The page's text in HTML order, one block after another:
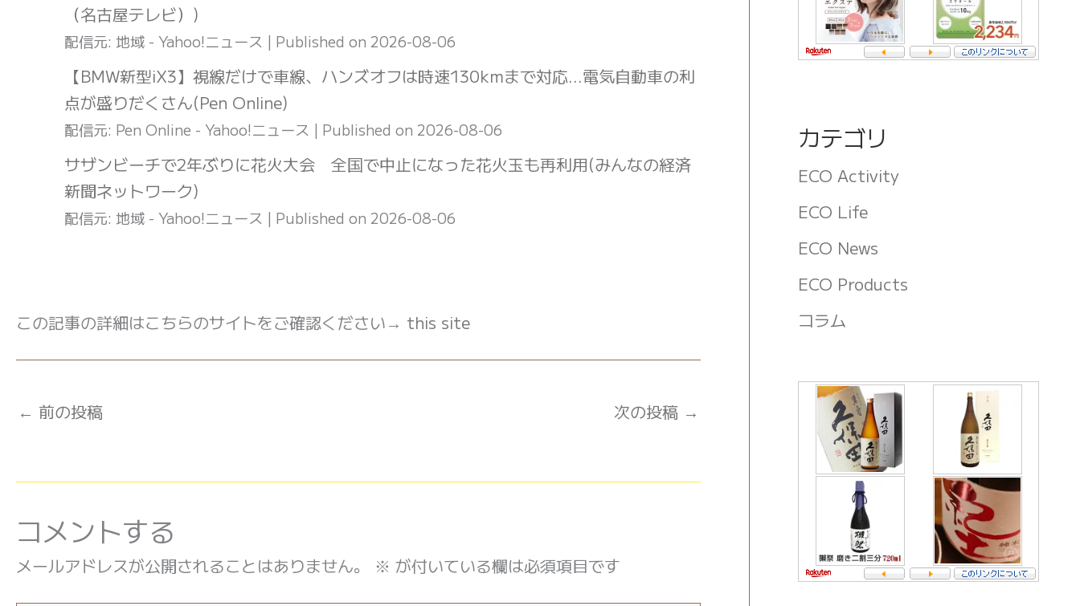
（名古屋テレビ）)
配信元: 地域 - Yahoo!ニュース Published on 2026-08-06
【BMW新型iX3】視線だけで車線、ハンズオフは時速130kmまで対応…電気自動車の利
点が盛りだくさん(Pen Online)
配信元: Pen Online - Yahoo!ニュース Published on 2026-08-06
サザンビーチで2年ぶりに花火大会 全国で中止になった花火玉も再利用(みんなの経済
新聞ネットワーク)
配信元: 地域 - Yahoo!ニュース Published on 2026-08-06
この記事の詳細はこちらのサイトをご確認ください→ this site
← 前の投稿 次の投稿 →
コメントする
メールアドレスが公開されることはありません。 ※ が付いている欄は必須項目です
カテゴリ
ECO Activity
ECO Life
ECO News
ECO Products
コラム